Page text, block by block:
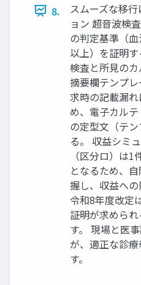
8.
スムーズな移
ョン 超音波検
の判定基準（
以上）を証明
検査と所見のカ
摘要欄テンプ
求時の記載漏
め、電子カル
の定型文（テ
る。 収益シミ
（区分ロ）は
となるため、
握し、収益への
令和8年度改定
証明が求めら
す。 現場と医
が、適正な診
す。